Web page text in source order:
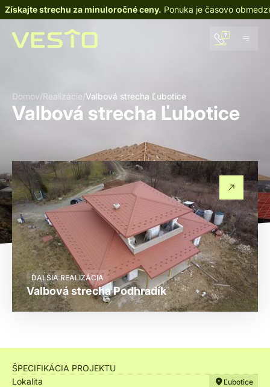
Získajte strechu za minuloročné ceny. Ponuka je časovo
Domov/Realizácie/Valbová strecha Ľubotice
Valbová strecha Ľubotice
ĎALŠIA REALIZÁCIA
Valbová strecha Podhradík
ŠPECIFIKÁCIA PROJEKTU
Lokalita
Ľubotice